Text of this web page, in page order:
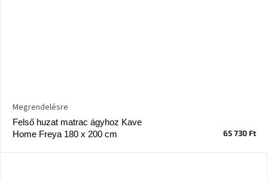
Felső huzat matrac ágyhoz Kave
Home Freya 180 x 200 cm
Megrendelésre
65 730 Ft